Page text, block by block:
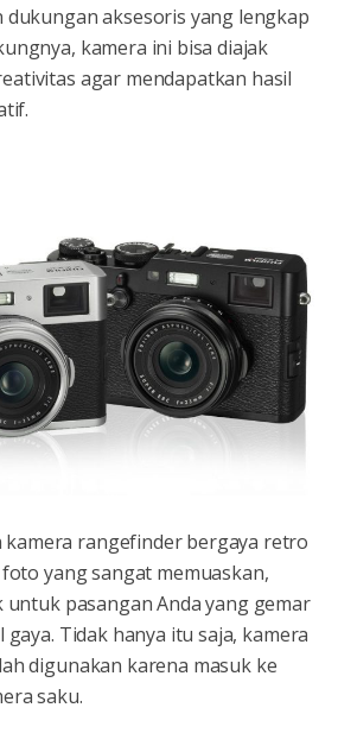
dukungan aksesoris yang lengkap
kamera ini bisa diajak
agar mendapatkan hasil
kamera rangefinder bergaya retro
yang sangat memuaskan,
untuk pasangan Anda yang gemar
Tidak hanya itu saja, kamera
digunakan karena masuk ke
saku.